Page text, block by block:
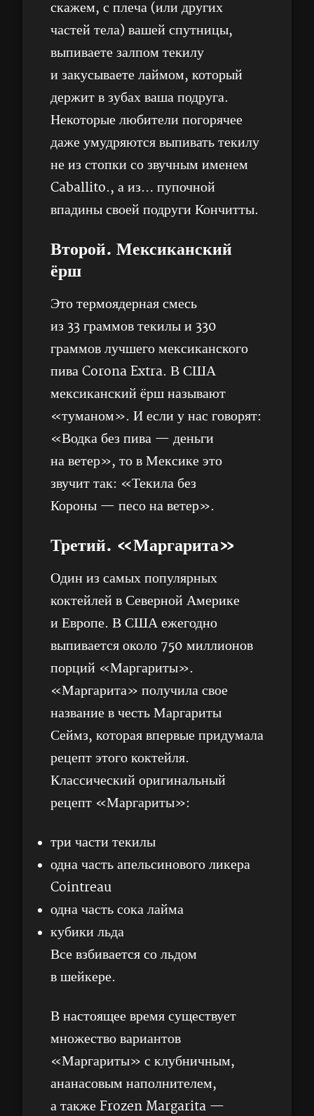
скажем, с плеча (или других
частей тела) вашей спутницы,
выпиваете залпом текилу
и закусываете лаймом, который
держит в зубах ваша подруга.
Некоторые любители погорячее
даже умудряются выпивать текилу
не из стопки со звучным именем
Caballito., а из… пупочной
впадины своей подруги Кончитты.
Второй. Мексиканский
ёрш
Это термоядерная смесь
из 33 граммов текилы и 330
граммов лучшего мексиканского
пива Corona Extra. В США
мексиканский ёрш называют
«туманом». И если у нас говорят:
«Водка без пива — деньги
на ветер», то в Мексике это
звучит так: «Текила без
Короны — песо на ветер».
Третий. «Маргарита»
Один из самых популярных
коктейлей в Северной Америке
и Европе. В США ежегодно
выпивается около 750 миллионов
порций «Маргариты».
«Маргарита» получила свое
название в честь Маргариты
Сеймз, которая впервые придумала
рецепт этого коктейля.
Классический оригинальный
рецепт «Маргариты»:
три части текилы
одна часть апельсинового ликера
Cointreau
одна часть сока лайма
кубики льда
Все взбивается со льдом
в шейкере.
В настоящее время существует
множество вариантов
«Маргариты» с клубничным,
ананасовым наполнителем,
а также Frozen Margarita —